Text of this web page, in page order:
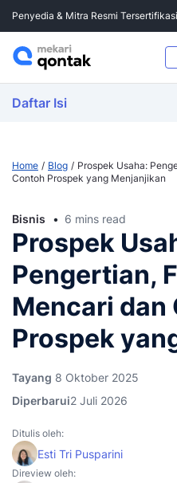
Penyedia & Mitra Resmi Tersertifikasi
Daftar Isi
Home Blog
Prospek Usaha:
Contoh Prospek yang Menjanjikan
Bisnis 6 mins read
Prospek
Pengertian,
Mencari dan
Prospek
Tayang 8 Oktober 2025
Diperbarui2 Juli 2026
Ditulis oleh:
Esti Tri Pusparini
Direview oleh: